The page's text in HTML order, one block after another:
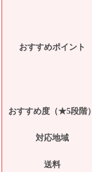
おすすめポイント
おすすめ度（★5段階）
対応地域
送料